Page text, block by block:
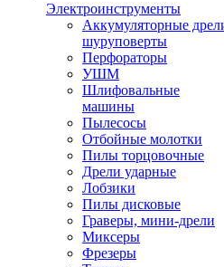
Электроинструменты
Аккумуляторные
шуруповерты
Перфораторы
УШМ
Шлифовальные
машины
Пылесосы
Отбойные молотки
Пилы торцовочные
Дрели ударные
Лобзики
Пилы дисковые
Граверы, мини-дрели
Миксеры
Фрезеры